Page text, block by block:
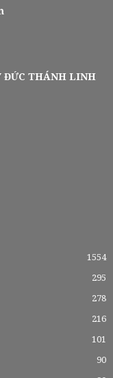
ĐỨC THÁNH LINH
1554
295
278
216
101
90